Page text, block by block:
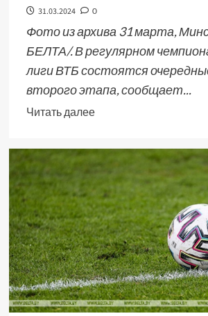
31.03.2024 0
Фото из архива 31 марта,
БЕЛТА/. В регулярном
лиги ВТБ состоятся
второго этапа, сообщает...
Читать далее